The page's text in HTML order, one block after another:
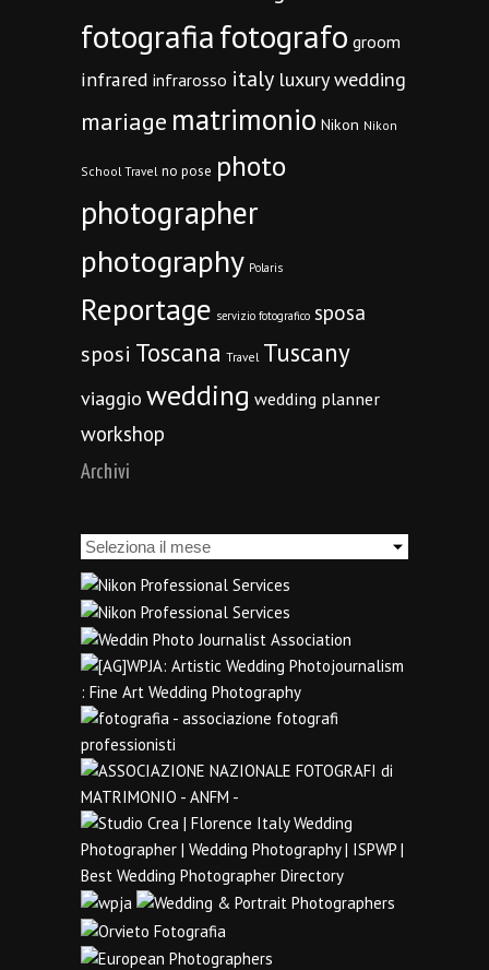
fotografiafotografo groom
infrared infrarosso italy luxury wedding
mariage matrimonio Nikon Nikon
School Travel no pose photo
photographer
photography Polaris
Reportage servizio fotografico sposa
sposi Toscana Travel Tuscany
viaggio wedding wedding planner
workshop
Archivi
Archivi